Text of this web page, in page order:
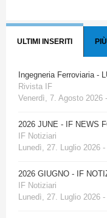
ULTIMI INSERITI
Ingegneria Ferroviaria -
Rivista IF
Venerdì, 7. Agosto 2026
2026 JUNE - IF NEWS
IF Notiziari
Lunedì, 27. Luglio 2026
2026 GIUGNO - IF
IF Notiziari
Lunedì, 27. Luglio 2026